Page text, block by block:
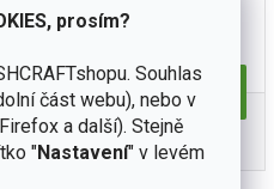
prosím?
Souhlas
část webu), nebo v
a další). Stejně
"Nastavení" v levém
Do košíku
lehká a obratná mačeta z oceli
délce 46 cm a hmotnosti